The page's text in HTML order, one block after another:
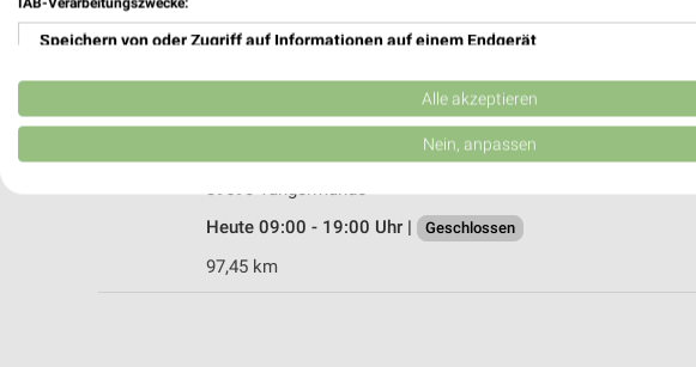
Heute 09:00 - 18:30 Uhr | Geschlossen
Ernsting's family Tangermünde
Kirschallee 11
39590 Tangermünde
Heute 09:00 - 19:00 Uhr |
Geschlossen
97,45 km
Speichern von oder Zugriff auf Informationen auf einem Endgerät
Verwendung reduzierter Daten zur Auswahl von Werbeanzeigen
Erstellung von Profilen für personalisierte Werbung
Erstellung von Profilen zur Personalisierung von Inhalten
Alle akzeptieren
Nein, anpassen